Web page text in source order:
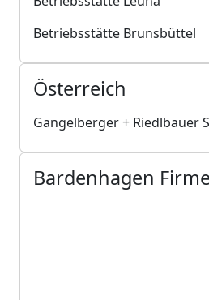
Betriebsstätte Brunsbüttel
Österreich
Gangelberger + Riedlbauer
Bardenhagen